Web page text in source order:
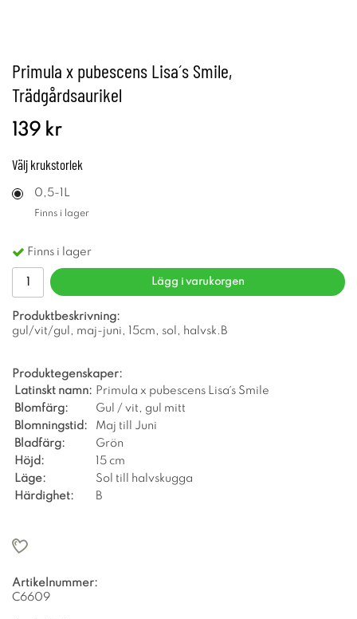
Primula x pubescens Lisa´s Smile,
Trädgårdsaurikel
139 kr
Välj krukstorlek
0,5-1L
Finns i lager
Finns i lager
Lägg i varukorgen
Produktbeskrivning:
gul/vit/gul, maj-juni, 15cm, sol, halvsk.B
Produktegenskaper:
Latinskt namn: Primula x pubescens Lisa´s Smile
Blomfärg:
Gul / vit, gul mitt
Blomningstid:
Maj till Juni
Bladfärg:
Grön
Höjd:
15 cm
Läge:
Sol till halvskugga
Härdighet:
B
Artikelnummer:
C6609